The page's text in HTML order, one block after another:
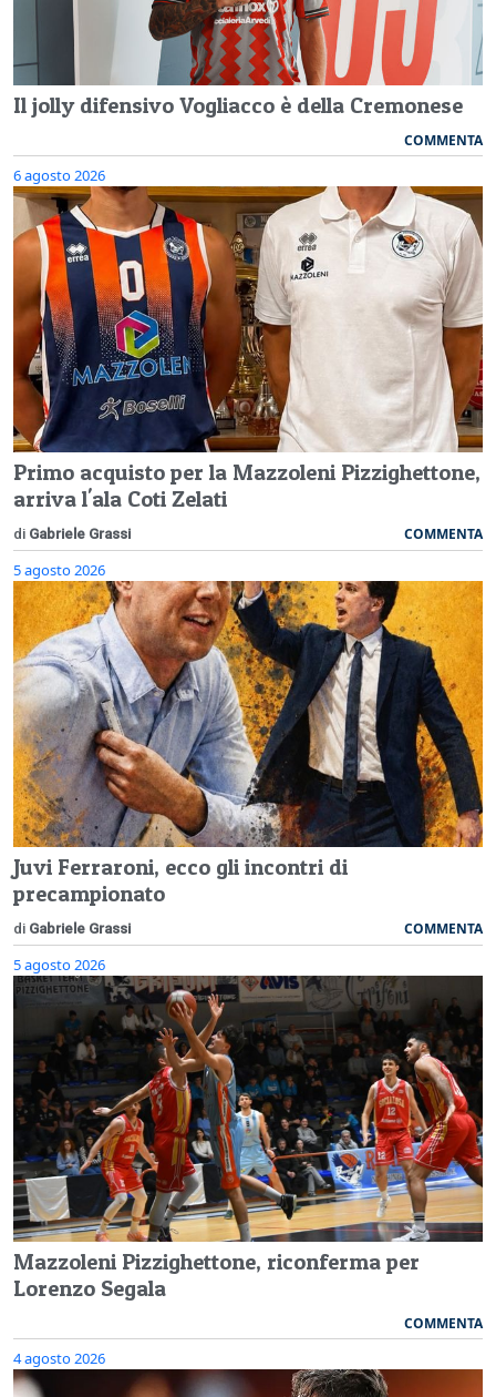
Il jolly difensivo Vogliacco è della Cremonese
COMMENTA
6 agosto 2026
Primo acquisto per la Mazzoleni Pizzighettone,
arriva l'ala Coti Zelati
di Gabriele Grassi COMMENTA
5 agosto 2026
Juvi Ferraroni, ecco gli incontri di
precampionato
di Gabriele Grassi COMMENTA
5 agosto 2026
Mazzoleni Pizzighettone, riconferma per
Lorenzo Segala
COMMENTA
4 agosto 2026